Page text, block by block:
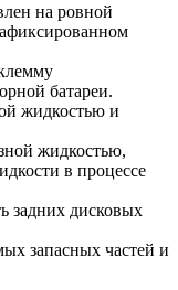
на ровной
батареи.
жидкостью и
жидкостью,
в процессе
задних дисковых
запасных частей и